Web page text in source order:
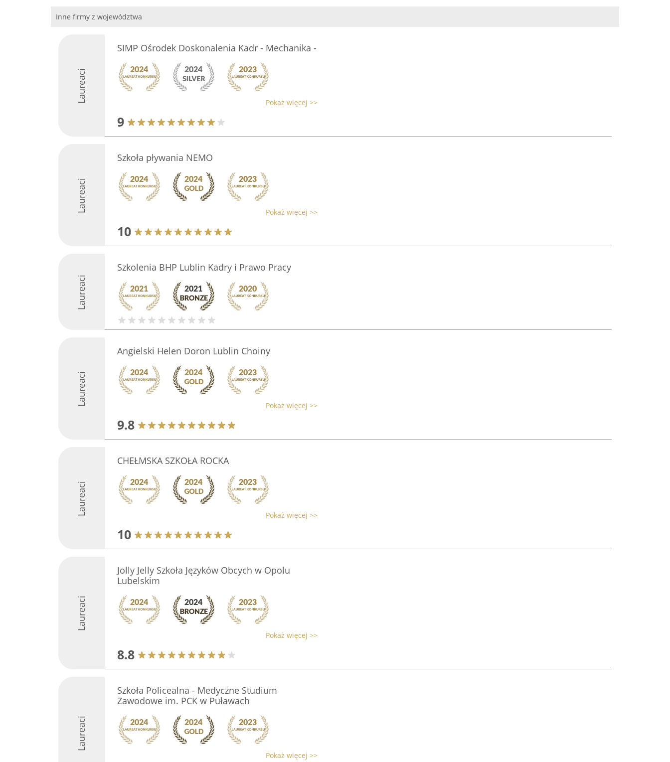
Inne firmy z województwa
Laureaci
SIMP Ośrodek Doskonalenia Kadr - Mechanika -
Pokaż więcej >>
9
Laureaci
Szkoła pływania NEMO
Pokaż więcej >>
10
Laureaci
Szkolenia BHP Lublin Kadry i Prawo Pracy
Laureaci
Angielski Helen Doron Lublin Choiny
Pokaż więcej >>
9.8
Laureaci
CHEŁMSKA SZKOŁA ROCKA
Pokaż więcej >>
10
Laureaci
Jolly Jelly Szkoła Języków Obcych w Opolu
Lubelskim
Pokaż więcej >>
8.8
Laureaci
Szkoła Policealna - Medyczne Studium
Zawodowe im. PCK w Puławach
Pokaż więcej >>